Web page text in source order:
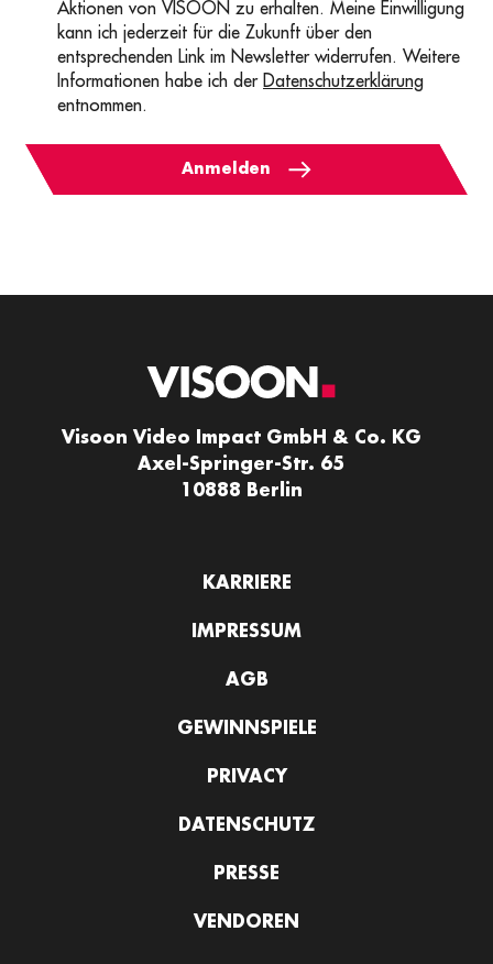
Aktionen von VISOON zu erhalten. Meine Einwilligung
kann ich jederzeit für die Zukunft über den
entsprechenden Link im Newsletter widerrufen. Weitere
Informationen habe ich der Datenschutzerklärung
entnommen.
Anmelden
Visoon Video Impact GmbH & Co. KG
Axel-Springer-Str. 65
10888 Berlin
KARRIERE
IMPRESSUM
AGB
GEWINNSPIELE
PRIVACY
DATENSCHUTZ
PRESSE
VENDOREN